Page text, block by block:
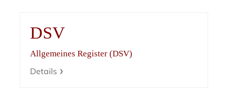
DSV
Allgemeines Register (DSV)
Details